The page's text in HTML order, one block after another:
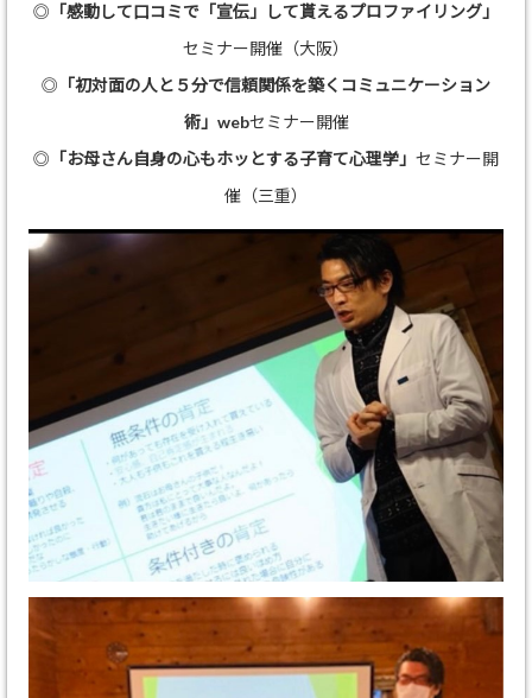
◎ 「感動して口コミで「宣伝」して貰えるプロファイリング」
セミナー開催（大阪）
◎ 「初対面の人と５分で信頼関係を築くコミュニケーション
術」 webセミナー開催
◎ 「お母さん自身の心もホッとする子育て心理学」 セミナー開
催（三重）